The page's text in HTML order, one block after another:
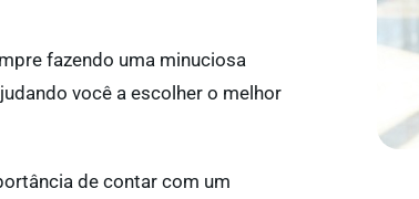
fazendo uma minuciosa
você a escolher o melhor
de contar com um